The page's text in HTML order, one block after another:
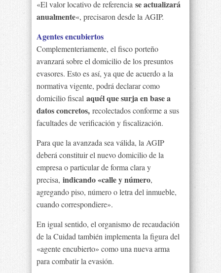
«El valor locativo de referencia se actualizará
anualmente«, precisaron desde la AGIP.
Agentes encubiertos
Complementeriamente, el fisco porteño
avanzará sobre el domicilio de los presuntos
evasores. Esto es así, ya que de acuerdo a la
normativa vigente, podrá declarar como
domicilio fiscal aquél que surja en base a
datos concretos, recolectados conforme a sus
facultades de verificación y fiscalización.
Para que la avanzada sea válida, la AGIP
deberá constituir el nuevo domicilio de la
empresa o particular de forma clara y
precisa, indicando «calle y número,
agregando piso, número o letra del inmueble,
cuando correspondiere».
En igual sentido, el organismo de recaudación
de la Cuidad también implementa la figura del
«agente encubierto» como una nueva arma
para combatir la evasión.